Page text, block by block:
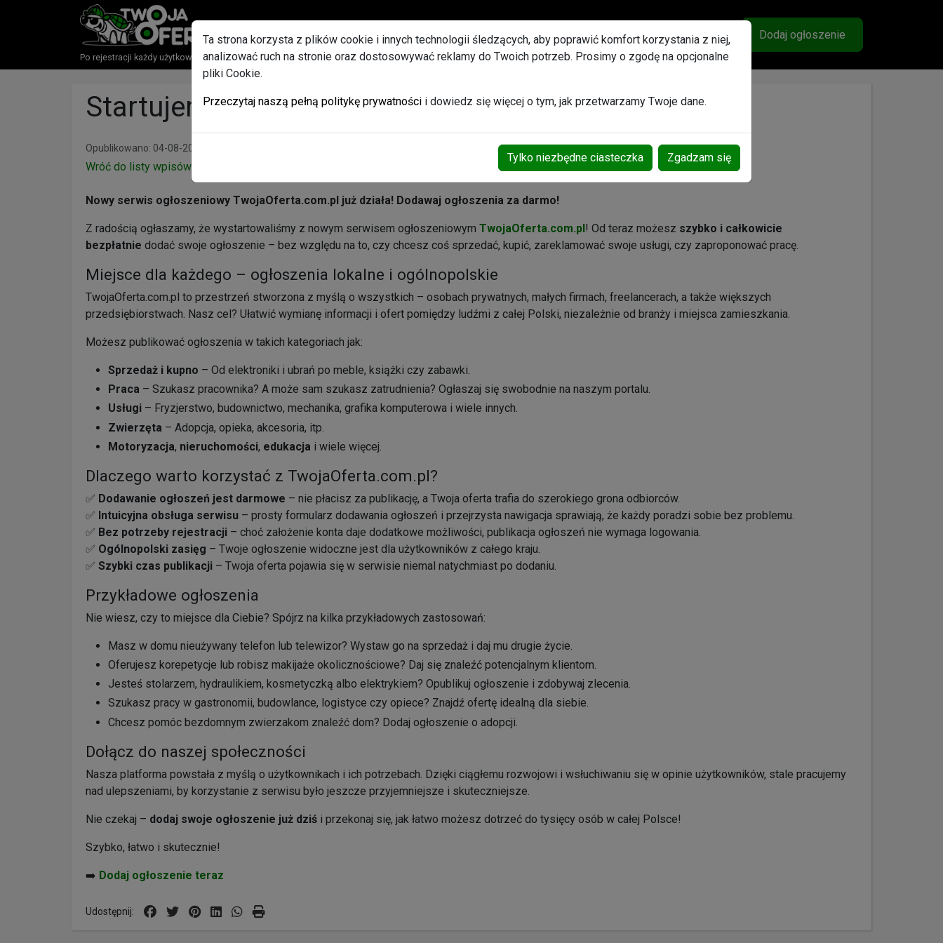
Po rejestracji każdy użytkownik otrzyma w Gratisie pakiet ogłoszeń Promowanych
Ulubione OgłoszeniaWiadomości
Konto Dodaj ogłoszenie
Startujemy!
Opublikowano: 04-08-2022
Wróć do listy wpisów
Nowy serwis ogłoszeniowy TwojaOferta.com.pl już działa! Dodawaj ogłoszenia za darmo!
Z radością ogłaszamy, że wystartowaliśmy z nowym serwisem ogłoszeniowym TwojaOferta.com.pl! Od teraz możesz szybko i całkowicie
bezpłatnie dodać swoje ogłoszenie – bez względu na to, czy chcesz coś sprzedać, kupić, zareklamować swoje usługi, czy zaproponować pracę.
Miejsce dla każdego – ogłoszenia lokalne i ogólnopolskie
TwojaOferta.com.pl to przestrzeń stworzona z myślą o wszystkich – osobach prywatnych, małych firmach, freelancerach, a także większych
przedsiębiorstwach. Nasz cel? Ułatwić wymianę informacji i ofert pomiędzy ludźmi z całej Polski, niezależnie od branży i miejsca zamieszkania.
Możesz publikować ogłoszenia w takich kategoriach jak:
Sprzedaż i kupno – Od elektroniki i ubrań po meble, książki czy zabawki.
Praca – Szukasz pracownika? A może sam szukasz zatrudnienia? Ogłaszaj się swobodnie na naszym portalu.
Usługi – Fryzjerstwo, budownictwo, mechanika, grafika komputerowa i wiele innych.
Zwierzęta – Adopcja, opieka, akcesoria, itp.
Motoryzacja, nieruchomości, edukacja i wiele więcej.
Dlaczego warto korzystać z TwojaOferta.com.pl?
✅ Dodawanie ogłoszeń jest darmowe – nie płacisz za publikację, a Twoja oferta trafia do szerokiego grona odbiorców.
✅ Intuicyjna obsługa serwisu – prosty formularz dodawania ogłoszeń i przejrzysta nawigacja sprawiają, że każdy poradzi sobie bez problemu.
✅ Bez potrzeby rejestracji – choć założenie konta daje dodatkowe możliwości, publikacja ogłoszeń nie wymaga logowania.
✅ Ogólnopolski zasięg – Twoje ogłoszenie widoczne jest dla użytkowników z całego kraju.
✅ Szybki czas publikacji – Twoja oferta pojawia się w serwisie niemal natychmiast po dodaniu.
Przykładowe ogłoszenia
Nie wiesz, czy to miejsce dla Ciebie? Spójrz na kilka przykładowych zastosowań:
Masz w domu nieużywany telefon lub telewizor? Wystaw go na sprzedaż i daj mu drugie życie.
Oferujesz korepetycje lub robisz makijaże okolicznościowe? Daj się znaleźć potencjalnym klientom.
Jesteś stolarzem, hydraulikiem, kosmetyczką albo elektrykiem? Opublikuj ogłoszenie i zdobywaj zlecenia.
Szukasz pracy w gastronomii, budowlance, logistyce czy opiece? Znajdź ofertę idealną dla siebie.
Chcesz pomóc bezdomnym zwierzakom znaleźć dom? Dodaj ogłoszenie o adopcji.
Dołącz do naszej społeczności
Nasza platforma powstała z myślą o użytkownikach i ich potrzebach. Dzięki ciągłemu rozwojowi i wsłuchiwaniu się w opinie użytkowników, stale pracujemy
nad ulepszeniami, by korzystanie z serwisu było jeszcze przyjemniejsze i skuteczniejsze.
Nie czekaj – dodaj swoje ogłoszenie już dziś i przekonaj się, jak łatwo możesz dotrzeć do tysięcy osób w całej Polsce!
Szybko, łatwo i skutecznie!
➡️ Dodaj ogłoszenie teraz
Udostępnij:
Ta strona korzysta z plików cookie i innych technologii śledzących, aby poprawić komfort korzystania z niej,
analizować ruch na stronie oraz dostosowywać reklamy do Twoich potrzeb. Prosimy o zgodę na opcjonalne
pliki Cookie.
Przeczytaj naszą pełną politykę prywatności i dowiedz się więcej o tym, jak przetwarzamy Twoje dane.
Tylko niezbędne ciasteczka Zgadzam się